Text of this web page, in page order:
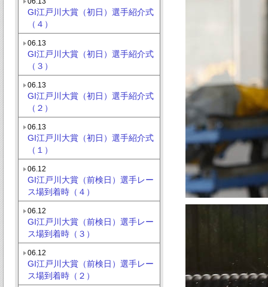
GI江戸川大賞（初日）選手紹介式
（４）
06.13
GI江戸川大賞（初日）選手紹介式
（３）
06.13
GI江戸川大賞（初日）選手紹介式
（２）
06.13
GI江戸川大賞（初日）選手紹介式
（１）
06.12
GI江戸川大賞（前検日）選手レー
ス場到着時（４）
06.12
GI江戸川大賞（前検日）選手レー
ス場到着時（３）
06.12
GI江戸川大賞（前検日）選手レー
ス場到着時（２）